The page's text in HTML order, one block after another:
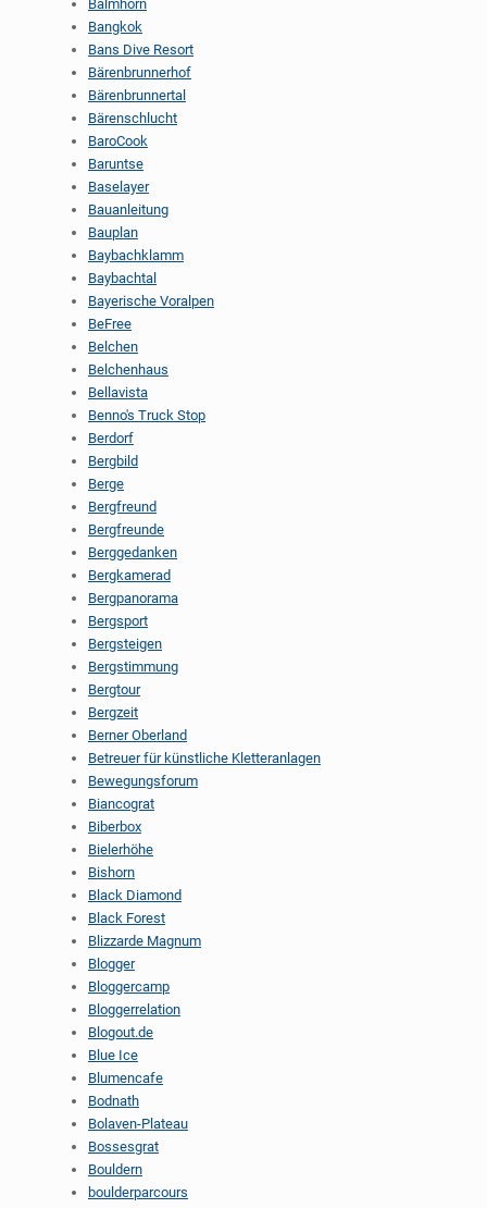
Balmhorn
Bangkok
Bans Dive Resort
Bärenbrunnerhof
Bärenbrunnertal
Bärenschlucht
BaroCook
Baruntse
Baselayer
Bauanleitung
Bauplan
Baybachklamm
Baybachtal
Bayerische Voralpen
BeFree
Belchen
Belchenhaus
Bellavista
Benno's Truck Stop
Berdorf
Bergbild
Berge
Bergfreund
Bergfreunde
Berggedanken
Bergkamerad
Bergpanorama
Bergsport
Bergsteigen
Bergstimmung
Bergtour
Bergzeit
Berner Oberland
Betreuer für künstliche Kletteranlagen
Bewegungsforum
Biancograt
Biberbox
Bielerhöhe
Bishorn
Black Diamond
Black Forest
Blizzarde Magnum
Blogger
Bloggercamp
Bloggerrelation
Blogout.de
Blue Ice
Blumencafe
Bodnath
Bolaven-Plateau
Bossesgrat
Bouldern
boulderparcours